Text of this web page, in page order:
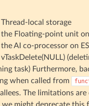
Thread-local storage
the Floating-point unit
the AI co-processor on
task) Furthermore,
when called from
The limitations are